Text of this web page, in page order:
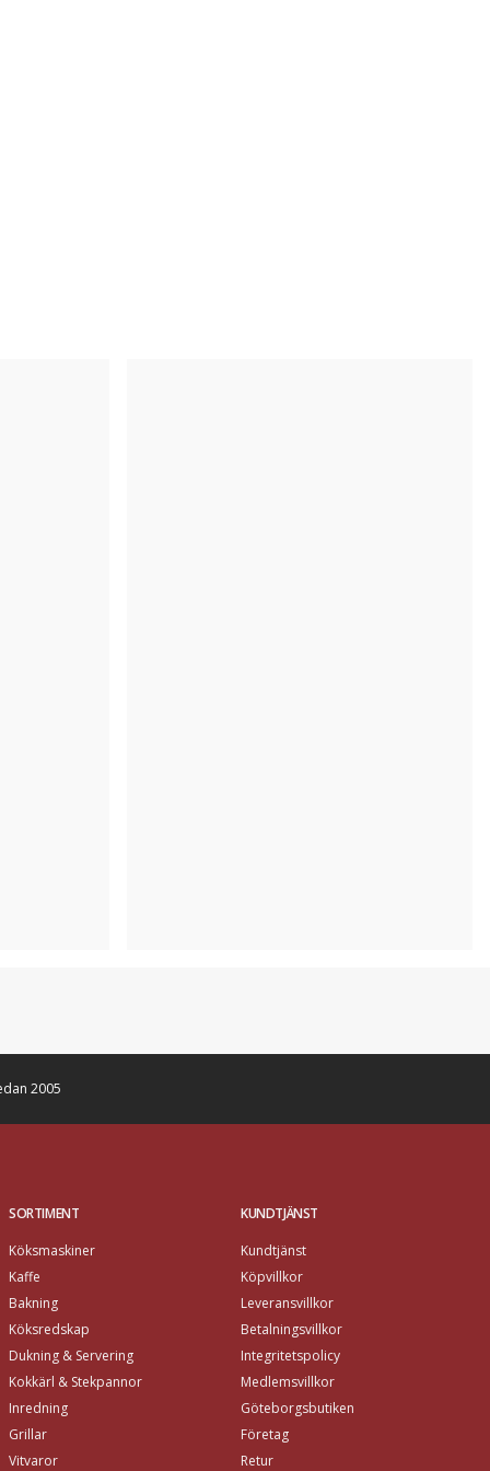
2005
SORTIMENT
Köksmaskiner
Kaffe
Bakning
Köksredskap
Dukning & Servering
Kokkärl & Stekpannor
Inredning
Grillar
Vitvaror
KUNDTJÄNST
Kundtjänst
Köpvillkor
Leveransvillkor
Betalningsvillkor
Integritetspolicy
Medlemsvillkor
Göteborgsbutiken
Företag
Retur